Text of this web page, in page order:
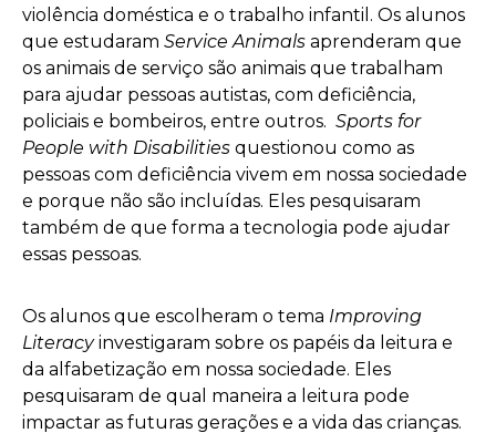
violência doméstica e o trabalho infantil. Os alunos
que estudaram Service Animals aprenderam que
os animais de serviço são animais que trabalham
para ajudar pessoas autistas, com deficiência,
policiais e bombeiros, entre outros. Sports for
People with Disabilities questionou como as
pessoas com deficiência vivem em nossa sociedade
e porque não são incluídas. Eles pesquisaram
também de que forma a tecnologia pode ajudar
essas pessoas.
Os alunos que escolheram o tema Improving
Literacyinvestigaram sobre os papéis da leitura e
da alfabetização em nossa sociedade. Eles
pesquisaram de qual maneira a leitura pode
impactar as futuras gerações e a vida das crianças.